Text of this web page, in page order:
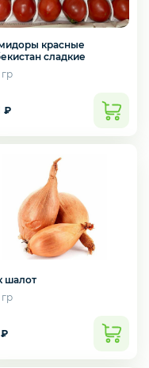
овощи/грибы
ягод и фруктов
красные
сладкие
гр
₽
шалот
гр
₽